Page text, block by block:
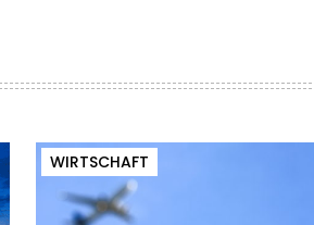
WIRTSCHAFT